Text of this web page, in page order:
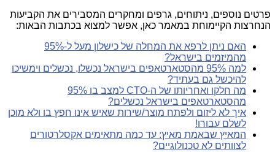
פרטים נוספים, ניתוחים, גרפים ומחקרים המסבירים את הקביעות
הנחרצות הקיימוחת במאמר כאן, אפשר למצוא בכתבות הבאות:
האם ניתן לרפא את המחלה של כישלון מעל ל-95%
מהמיזמים בישראל?
למה 95% מהסטארטאפים בישראל נכשלו, נכשלים וימשיכו
להיכשל גם בעתיד?
מה חלקו ואחריותו של ה-CTO למצב בו 95%
מהסטארטאפים בישראל נכשלים?
איך לא ליזום ולפתח מוצר/שירות שאיש אינו חפץ בו ולא מוכן
לשלם עבורו!
המאיץ שבאמת מאיץ: עד כמה מתאימים אקסלרטורים
לצוותים לא טכנולוגיים?